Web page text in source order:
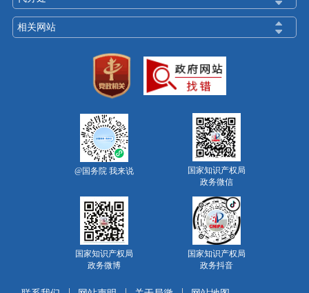
相关网站
@国务院 我来说
国家知识产权局
政务微信
国家知识产权局
政务微博
国家知识产权局
政务抖音